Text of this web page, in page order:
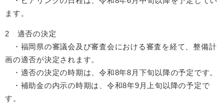
ます。
2 適否の決定
・福岡県の審議会及び審査会における審査を経て、整備計
画の適否が決定されます。
・適否の決定の時期は、令和8年8月下旬以降の予定です。
・補助金の内示の時期は、令和8年9月上旬以降の予定で
す。